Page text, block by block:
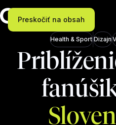
Preskočiť na obsah
Health & Sport Dizajn